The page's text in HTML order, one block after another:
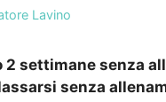
Lavino
2 settimane senza
senza